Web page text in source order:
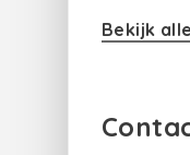
Bekijk